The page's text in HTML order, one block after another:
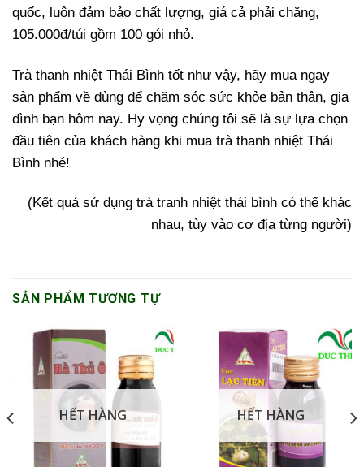
quốc, luôn đảm bảo chất lượng, giá cả phải chăng,
105.000đ/túi gồm 100 gói nhỏ.
Trà thanh nhiệt Thái Bình tốt như vậy, hãy mua ngay
sản phẩm về dùng để chăm sóc sức khỏe bản thân, gia
đình bạn hôm nay. Hy vọng chúng tôi sẽ là sự lựa chọn
đầu tiên của khách hàng khi mua trà thanh nhiệt Thái
Bình nhé!
(Kết quả sử dụng trà tranh nhiệt thái bình có thể khác
nhau, tùy vào cơ địa từng người)
SẢN PHẨM TƯƠNG TỰ
HẾT HÀNG HẾT HÀNG